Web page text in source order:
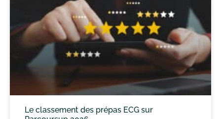
Le classement des prépas ECG sur